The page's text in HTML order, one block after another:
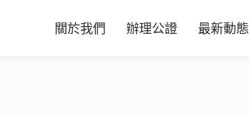
關於我們 辦理公證 最新動態